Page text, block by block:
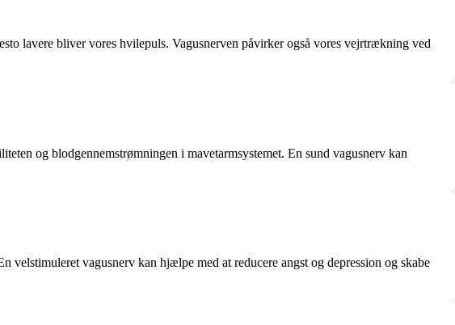
lavere bliver vores hvilepuls. Vagusnerven påvirker også vores vejrtrækning ved
og blodgennemstrømningen i mavetarmsystemet. En sund vagusnerv kan
velstimuleret vagusnerv kan hjælpe med at reducere angst og depression og skabe